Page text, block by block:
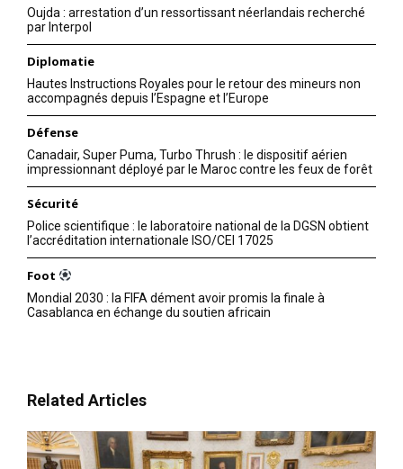
Oujda : arrestation d’un ressortissant néerlandais recherché
par Interpol
Diplomatie
Hautes Instructions Royales pour le retour des mineurs non
accompagnés depuis l’Espagne et l’Europe
Défense
Canadair, Super Puma, Turbo Thrush : le dispositif aérien
impressionnant déployé par le Maroc contre les feux de forêt
Sécurité
Police scientifique : le laboratoire national de la DGSN obtient
l’accréditation internationale ISO/CEI 17025
Foot
Mondial 2030 : la FIFA dément avoir promis la finale à
Casablanca en échange du soutien africain
Related Articles